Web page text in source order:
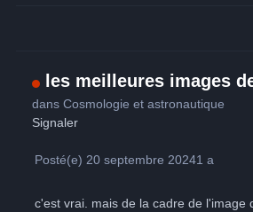
les meilleures images
dansCosmologie et astronautique
Signaler
Posté(e)20 septembre 20241 a
c'est vrai. mais de la cadre de l'image